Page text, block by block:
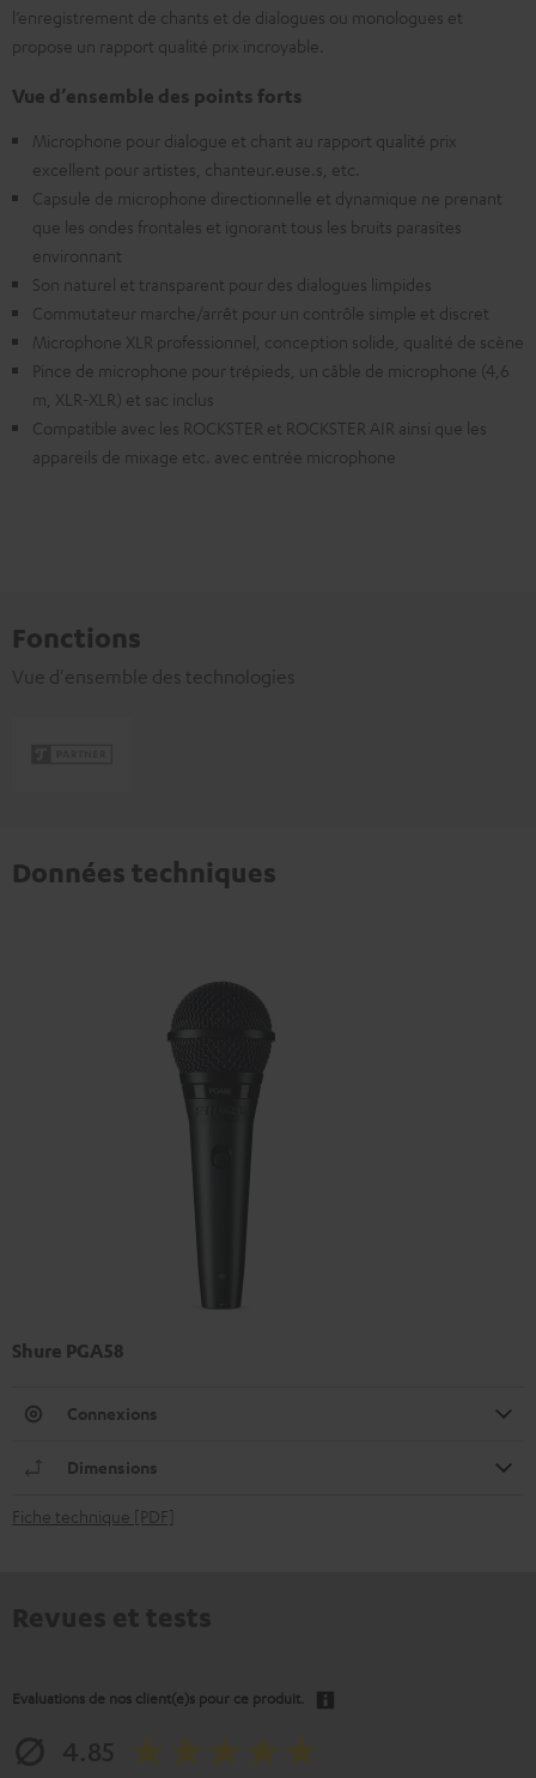
l’enregistrement de chants et de dialogues ou monologues et
propose un rapport qualité prix incroyable.
Vue d’ensemble des points forts
Microphone pour dialogue et chant au rapport qualité prix
excellent pour artistes, chanteur.euse.s, etc.
Capsule de microphone directionnelle et dynamique ne prenant
que les ondes frontales et ignorant tous les bruits parasites
environnant
Son naturel et transparent pour des dialogues limpides
Commutateur marche/arrêt pour un contrôle simple et discret
Microphone XLR professionnel, conception solide, qualité de scène
Pince de microphone pour trépieds, un câble de microphone (4,6
m, XLR-XLR) et sac inclus
Compatible avec les ROCKSTER et ROCKSTER AIR ainsi que les
appareils de mixage etc. avec entrée microphone
Fonctions
Vue d'ensemble des technologies
Données techniques
Shure PGA58
Connexions
Dimensions
Fiche technique [PDF]
Evaluations de nos client(e)s pour ce produit.